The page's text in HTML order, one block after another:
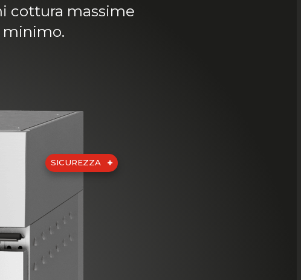
cottura massime
minimo.
SICUREZZA